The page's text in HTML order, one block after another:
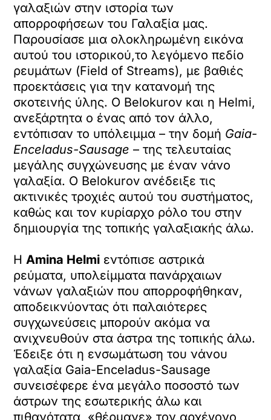
γαλαξιών στην ιστορία των
απορροφήσεων του Γαλαξία μας.
Παρουσίασε μια ολοκληρωμένη εικόνα
αυτού του ιστορικού,το λεγόμενο πεδίο
ρευμάτων (Field of Streams), με βαθιές
προεκτάσεις για την κατανομή της
σκοτεινής ύλης. Ο Belokurov και η Helmi,
ανεξάρτητα ο ένας από τον άλλο,
εντόπισαν το υπόλειμμα – την δομή Gaia-
Enceladus-Sausage– της τελευταίας
μεγάλης συγχώνευσης με έναν νάνο
γαλαξία. Ο Belokurov ανέδειξε τις
ακτινικές τροχιές αυτού του συστήματος,
καθώς και τον κυρίαρχο ρόλο του στην
δημιουργία της τοπικής γαλαξιακής άλω.
ΗAmina Helmi εντόπισε αστρικά
ρεύματα, υπολείμματα πανάρχαιων
νάνων γαλαξιών που απορροφήθηκαν,
αποδεικνύοντας ότι παλαιότερες
συγχωνεύσεις μπορούν ακόμα να
ανιχνευθούν στα άστρα της τοπικής άλω.
Έδειξε ότι η ενσωμάτωση του νάνου
γαλαξία Gaia-Enceladus-Sausage
συνεισέφερε ένα μεγάλο ποσοστό των
άστρων της εσωτερικής άλω και
πιθανότατα, «θέρμανε» τον αρχέγονο